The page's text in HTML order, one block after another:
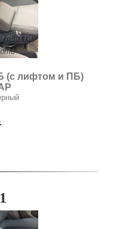
(с лифтом и ПБ)